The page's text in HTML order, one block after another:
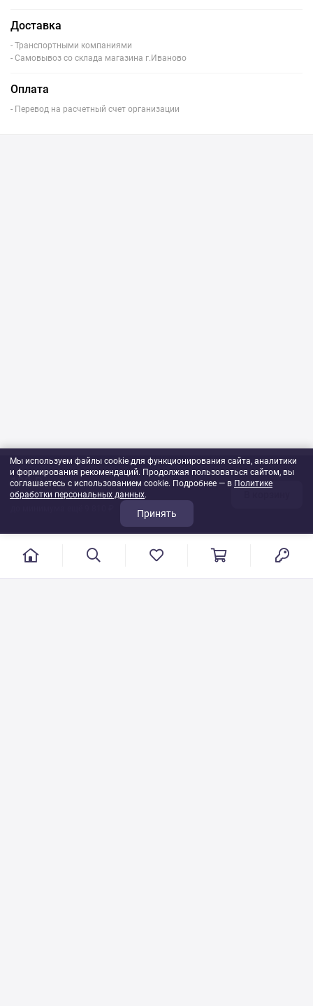
Доставка
- Транспортными компаниями
- Самовывоз со склада магазина г.Иваново
Оплата
- Перевод на расчетный счет организации
190 ₽
1шт
Мы используем файлы cookie для функционирования сайта, аналитики
и формирования рекомендаций. Продолжая пользоваться сайтом, вы
соглашаетесь с использованием cookie. Подробнее — в Политике
обработки персональных данных.
Принять